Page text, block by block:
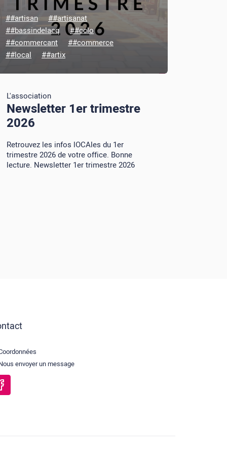
##artisan
##artisanat
##bassindelacq
##cclo
##commercant
##commerce
##local
##artix
L'association
Newsletter 1er trimestre
2026
Retrouvez les infos lOCAles du 1er
trimestre 2026 de votre office. Bonne
lecture. Newsletter 1er trimestre 2026
envoyer un message